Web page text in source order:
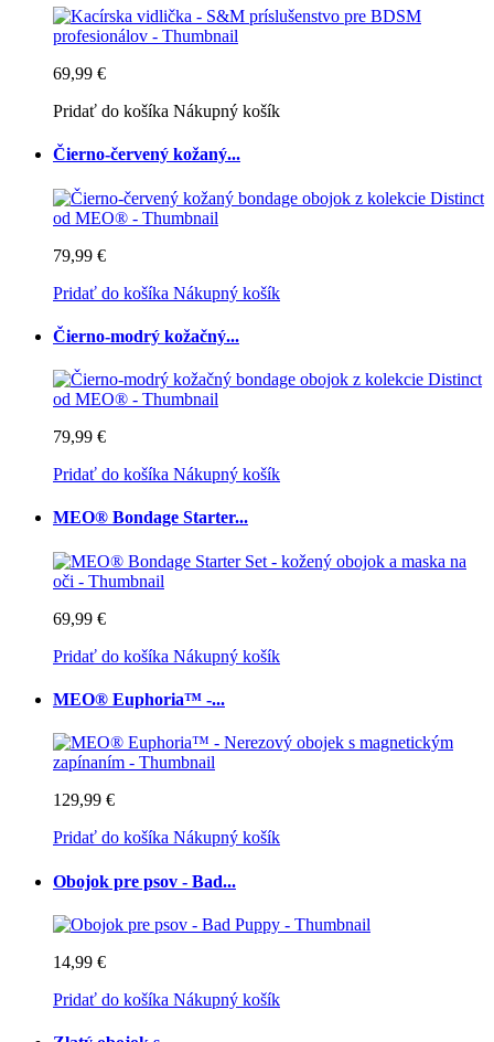
69,99 €
Pridať do košíka Nákupný košík
Čierno-červený kožaný...
79,99 €
Pridať do košíka Nákupný košík
Čierno-modrý kožačný...
79,99 €
Pridať do košíka Nákupný košík
MEO® Bondage Starter...
69,99 €
Pridať do košíka Nákupný košík
MEO® Euphoria™ -...
129,99 €
Pridať do košíka Nákupný košík
Obojok pre psov - Bad...
14,99 €
Pridať do košíka Nákupný košík